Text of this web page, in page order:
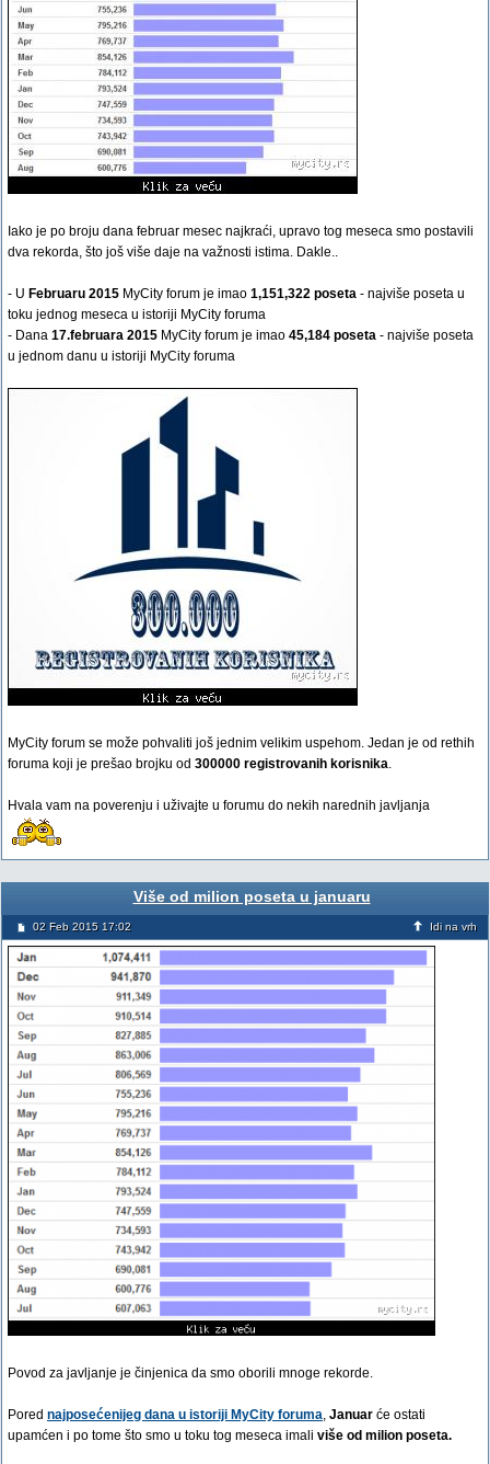
Iako je po broju dana februar mesec najkraći, upravo tog meseca smo postavili
dva rekorda, što još više daje na važnosti istima. Dakle..
- U Februaru 2015 MyCity forum je imao 1,151,322 poseta - najviše poseta u
toku jednog meseca u istoriji MyCity foruma
- Dana 17.februara 2015 MyCity forum je imao 45,184 poseta - najviše poseta
u jednom danu u istoriji MyCity foruma
MyCity forum se može pohvaliti još jednim velikim uspehom. Jedan je od rethih
foruma koji je prešao brojku od 300000 registrovanih korisnika.
Hvala vam na poverenju i uživajte u forumu do nekih narednih javljanja
Više od milion poseta u januaru
02 Feb 2015 17:02 Idi na vrh
Povod za javljanje je činjenica da smo oborili mnoge rekorde.
Pored najposećenijeg dana u istoriji MyCity foruma, Januar će ostati
upamćen i po tome što smo u toku tog meseca imali više od milion poseta.